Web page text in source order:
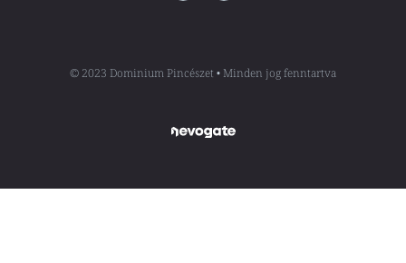
© 2023 Dominium Pincészet • Minden jog fenntartva